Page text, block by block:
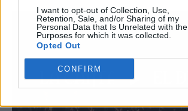
I want to opt-out of Collection, Use,
Retention, Sale, and/or Sharing of my
Personal Data that Is Unrelated with the
Purposes for which it was collected.
Opted Out
CONFIRM